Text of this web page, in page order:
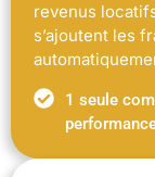
revenus
s’ajoutent les
1 seule